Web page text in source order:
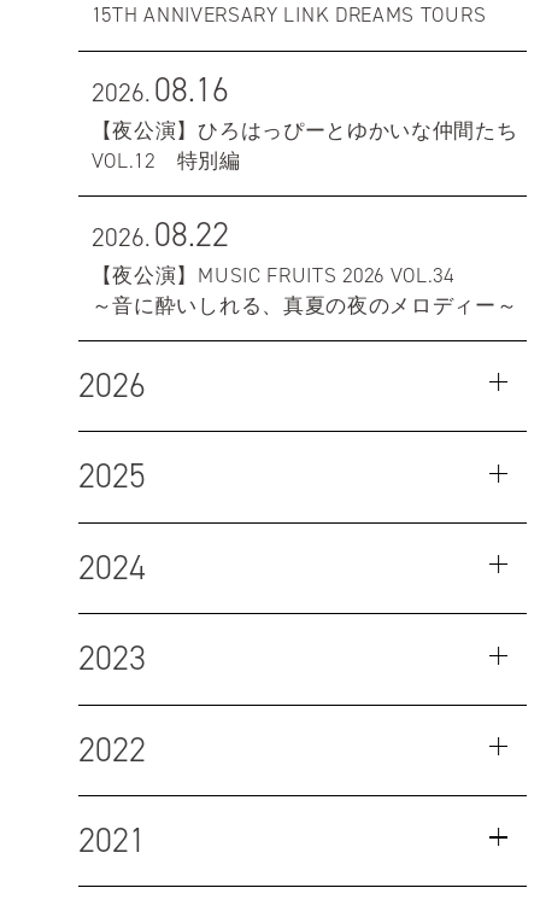
15TH ANNIVERSARY LINK DREAMS TOURS
2026.08.16
【夜公演】ひろはっぴーとゆかいな仲間たち
VOL.12 特別編
2026.08.22
【夜公演】MUSIC FRUITS 2026 VOL.34
～音に酔いしれる、真夏の夜のメロディー～
2026
2025
2024
2023
2022
2021